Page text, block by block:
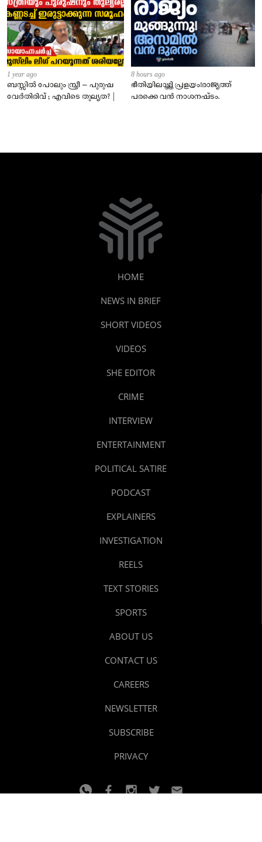
1 year ago
ബസ്സിൽ പോലും സ്ത്രീ – പുരുഷ
വേർതിരിവ് ; എവിടെ തുല്യത? |
8 hours ago
ഭീതിയിലാഴ്ത്തി പ്രളയം!രാജ്യത്ത്
പരക്കെ വൻ നാശനഷ്ടം.
HOME
NEWS IN BRIEF
SHORT VIDEOS
VIDEOS
SHE EDITOR
CRIME
INTERVIEW
ENTERTAINMENT
POLITICAL SATIRE
PODCAST
EXPLAINERS
INVESTIGATION
REELS
TEXT STORIES
SPORTS
ABOUT US
CONTACT US
CAREERS
NEWSLETTER
SUBSCRIBE
PRIVACY